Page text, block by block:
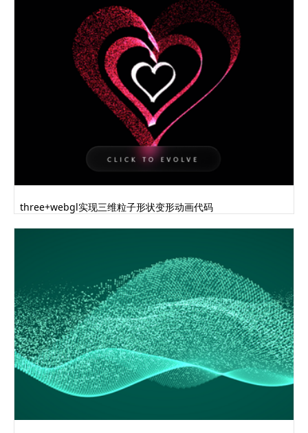
three+webgl实现三维粒子形状变形动画代码